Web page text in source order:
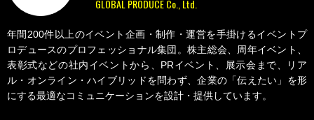
GLOBAL PRODUCE Co., Ltd.
年間200件以上のイベント企画・制作・運営を手掛けるイベントプ
ロデュースのプロフェッショナル集団。株主総会、周年イベント、
表彰式などの社内イベントから、PRイベント、展示会まで、リア
ル・オンライン・ハイブリッドを問わず、企業の「伝えたい」を形
にする最適なコミュニケーションを設計・提供しています。